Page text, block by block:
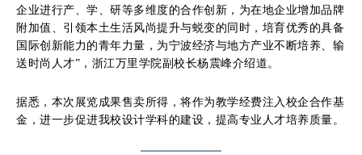
企业进行产、学、研等多维度的合作创新，为在地企业增加品牌
附加值、引领本土生活风尚提升与蜕变的同时，培育优秀的具备
国际创新能力的青年力量，为宁波经济与地方产业不断培养、输
送时尚人才”，浙江万里学院副校长杨震峰介绍道。
据悉，本次展览成果售卖所得，将作为教学经费注入校企合作基
金，进一步促进我校设计学科的建设，提高专业人才培养质量。